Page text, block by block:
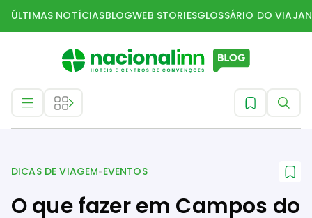
ÚLTIMAS NOTÍCIASBLOGWEB STORIESGLOSSÁRIO DO
DICAS DE VIAGEM•EVENTOS
O que fazer em Campos do